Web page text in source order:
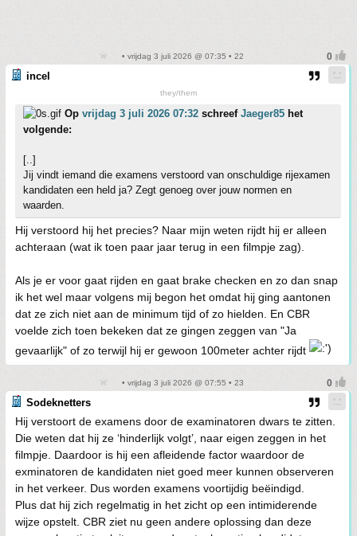
• vrijdag 3 juli 2026 @ 07:35 • 22
incel
they/them
Op vrijdag 3 juli 2026 07:32 schreef Jaeger85 het
volgende:
[..]
Jij vindt iemand die examens verstoord van onschuldige rijexamen
kandidaten een held ja? Zegt genoeg over jouw normen en
waarden.
Hij verstoord hij het precies? Naar mijn weten rijdt hij er alleen
achteraan (wat ik toen paar jaar terug in een filmpje zag).
Als je er voor gaat rijden en gaat brake checken en zo dan snap
ik het wel maar volgens mij begon het omdat hij ging aantonen
dat ze zich niet aan de minimum tijd of zo hielden. En CBR
voelde zich toen bekeken dat ze gingen zeggen van "Ja
gevaarlijk" of zo terwijl hij er gewoon 100meter achter rijdt
• vrijdag 3 juli 2026 @ 07:55 • 23
Sodeknetters
Hij verstoort de examens door de examinatoren dwars te zitten.
Die weten dat hij ze ‘hinderlijk volgt’, naar eigen zeggen in het
filmpje. Daardoor is hij een afleidende factor waardoor de
exminatoren de kandidaten niet goed meer kunnen observeren
in het verkeer. Dus worden examens voortijdig beëindigd.
Plus dat hij zich regelmatig in het zicht op een intimiderende
wijze opstelt. CBR ziet nu geen andere oplossing dan deze